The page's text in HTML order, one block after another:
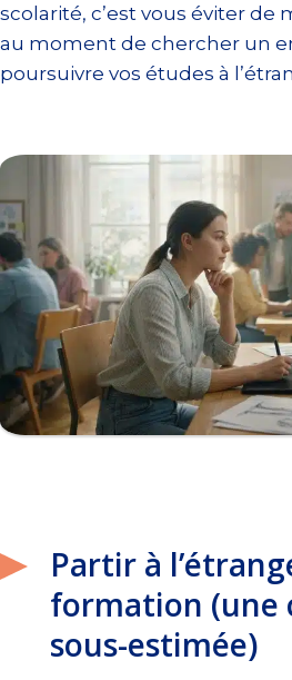
scolarité, c’est vous éviter de
au moment de chercher un
poursuivre vos études à
Partir à
formation (une
sous-estimée)